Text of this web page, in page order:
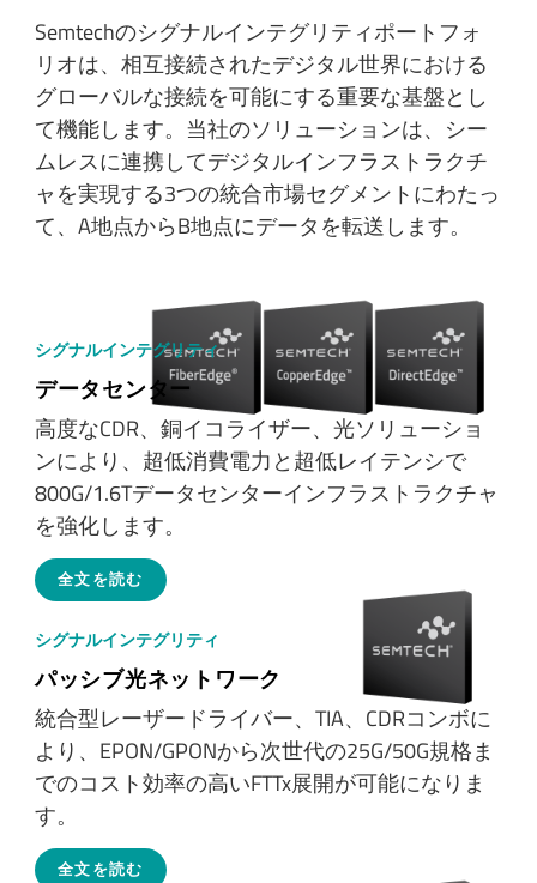
Semtechのシグナルインテグリティポートフォ
リオは、相互接続されたデジタル世界における
グローバルな接続を可能にする重要な基盤とし
て機能します。当社のソリューションは、シー
ムレスに連携してデジタルインフラストラクチ
ャを実現する3つの統合市場セグメントにわたっ
て、A地点からB地点にデータを転送します。
シグナルインテグリティ
データセンター
高度なCDR、銅イコライザー、光ソリューショ
ンにより、超低消費電力と超低レイテンシで
800G/1.6Tデータセンターインフラストラクチャ
を強化します。
全文を読む
シグナルインテグリティ
パッシブ光ネットワーク
統合型レーザードライバー、TIA、CDRコンボに
より、EPON/GPONから次世代の25G/50G規格ま
でのコスト効率の高いFTTx展開が可能になりま
す。
全文を読む